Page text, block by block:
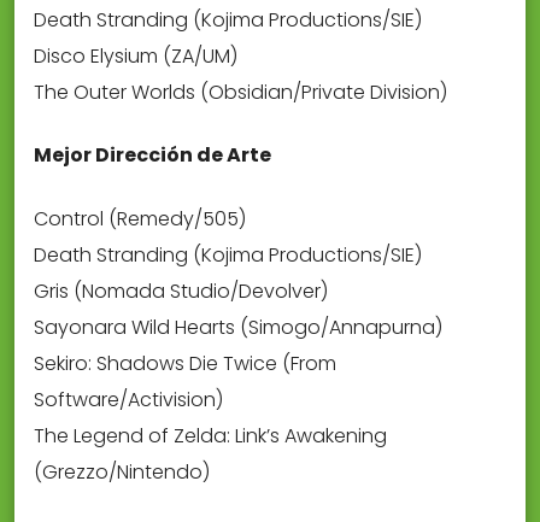
Death Stranding (Kojima Productions/SIE)
Disco Elysium (ZA/UM)
The Outer Worlds (Obsidian/Private Division)
Mejor Dirección de Arte
Control (Remedy/505)
Death Stranding (Kojima Productions/SIE)
Gris (Nomada Studio/Devolver)
Sayonara Wild Hearts (Simogo/Annapurna)
Sekiro: Shadows Die Twice (From
Software/Activision)
The Legend of Zelda: Link’s Awakening
(Grezzo/Nintendo)